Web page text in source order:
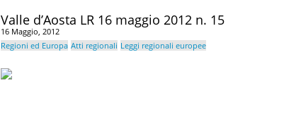
Valle d’Aosta LR 16 maggio 2012 n. 15
16 Maggio, 2012
Regioni ed Europa Atti regionali Leggi regionali europee